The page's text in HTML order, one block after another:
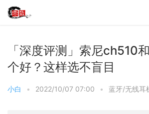
「深度评测」索尼ch510
个好？这样选不盲目
小白 • 2022/10/07 07:00 • 蓝牙/无线耳